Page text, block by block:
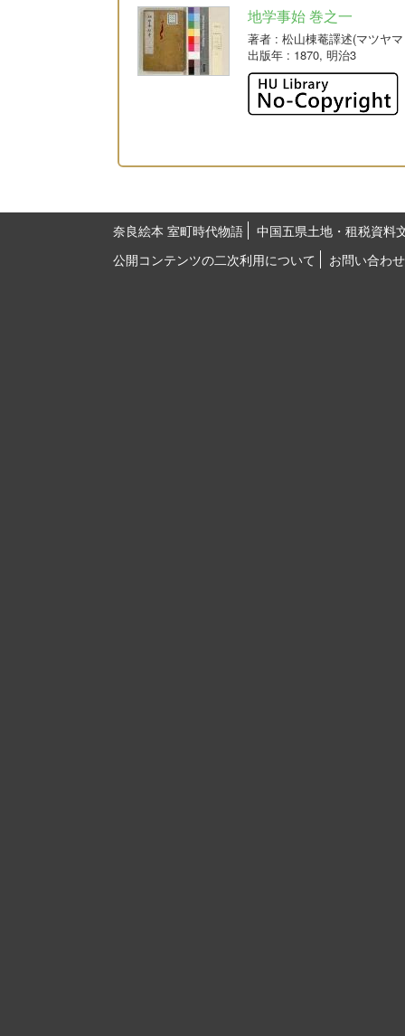
地学事始 巻之一
著者 : 松山棟菴譯述(マツヤ
出版年 : 1870, 明治3
奈良絵本 室町時代物語
中国五県土地・租税資料
公開コンテンツの二次利用について
お問い合わせ